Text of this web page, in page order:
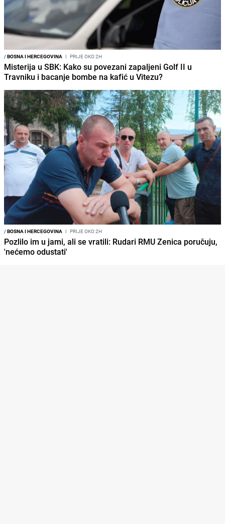
/BOSNA I HERCEGOVINA I PRIJE OKO 2H
Misterija u SBK: Kako su povezani zapaljeni Golf II u
Travniku i bacanje bombe na kafić u Vitezu?
/BOSNA I HERCEGOVINA I PRIJE OKO 2H
Pozlilo im u jami, ali se vratili: Rudari RMU Zenica poručuju,
'nećemo odustati'